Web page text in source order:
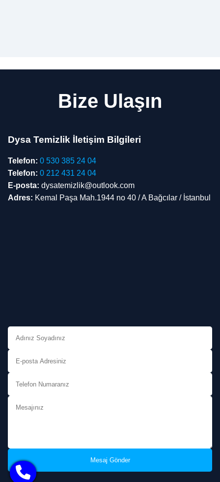
Bize Ulaşın
Dysa Temizlik İletişim Bilgileri
Telefon: 0 530 385 24 04
Telefon: 0 212 431 24 04
E-posta: dysatemizlik@outlook.com
Adres: Kemal Paşa Mah.1944 no 40 / A Bağcılar / İstanbul
Mesaj Gönder